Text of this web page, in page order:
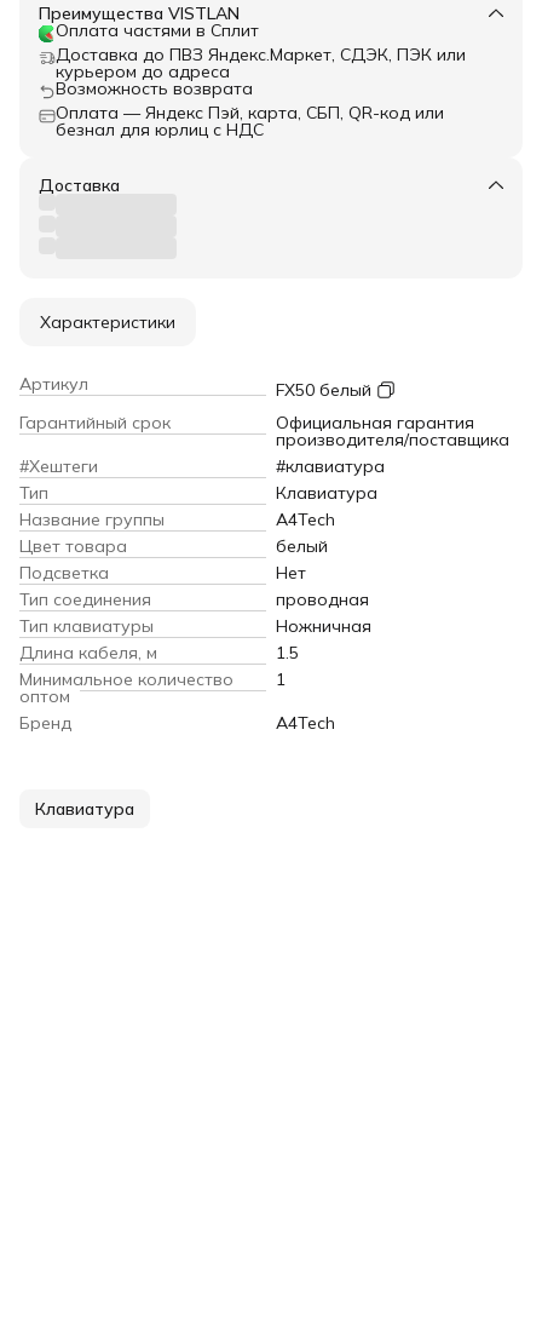
Преимущества VISTLAN
Оплата частями в Сплит
Доставка до ПВЗ Яндекс.Маркет, СДЭК, ПЭК или
курьером до адреса
Возможность возврата
Оплата — Яндекс Пэй, карта, СБП, QR-код или
безнал для юрлиц с НДС
Доставка
Характеристики
Артикул
FX50 белый
Гарантийный срок
Официальная гарантия
производителя/поставщика
#Хештеги
#клавиатура
Тип
Клавиатура
Название группы
A4Tech
Цвет товара
белый
Подсветка
Нет
Тип соединения
проводная
Тип клавиатуры
Ножничная
Длина кабеля, м
1.5
Минимальное количество
оптом
1
Бренд
A4Tech
Клавиатура